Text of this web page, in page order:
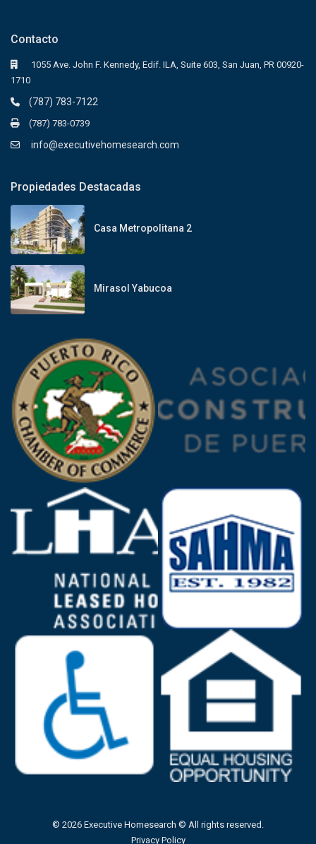
Contacto
1055 Ave. John F. Kennedy, Edif. ILA, Suite 603, San Juan, PR 00920-
1710
(787) 783-7122
(787) 783-0739
info@executivehomesearch.com
Propiedades Destacadas
Casa Metropolitana 2
Mirasol Yabucoa
© 2026 Executive Homesearch © All rights reserved.
Privacy Policy